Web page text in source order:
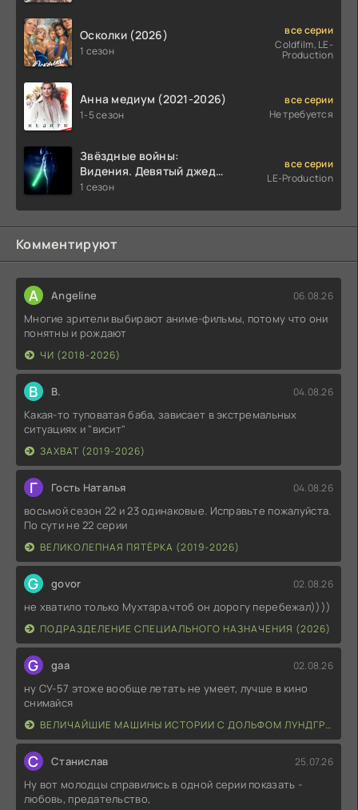
Осколки (2026)
1 сезон
все серии
Coldfilm, LE-
Production
Анна медиум (2021-2026)
1-5 сезон
все серии
Не требуется
Звёздные войны:
Видения. Девятый джедай
(2026)
1 сезон
все серии
LE-Production
Комментируют
A Angeline 06.08.26
Многие зрители выбирают аниме-фильмы, потому что они
понятны и рождают
ЧИ (2018-2026)
В В. 04.08.26
Какая-то туповатая баба, зависает в экстремальных
ситуациях и "висит"
ЗАХВАТ (2019-2026)
Г Гость Наталья 04.08.26
восьмой сезон 22 и 23 одинаковые. Исправьте пожалуйста.
По сути не 22 серии
ВЕЛИКОЛЕПНАЯ ПЯТЁРКА (2019-2026)
G govor 02.08.26
не хватило только Мухтара,чтоб он дорогу перебежал))))
ПОДРАЗДЕЛЕНИЕ СПЕЦИАЛЬНОГО НАЗНАЧЕНИЯ (2026)
G gaa 02.08.26
ну СУ-57 этоже вообще летать не умеет, лучше в кино
снимайся
ВЕЛИЧАЙШИЕ МАШИНЫ ИСТОРИИ С ДОЛЬФОМ ЛУНДГРЕНОМ (2026)
С Станислав 25.07.26
Ну вот молодцы справились в одной серии показать -
любовь, предательство,